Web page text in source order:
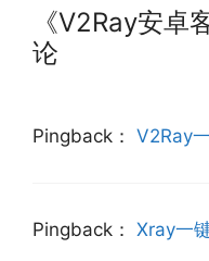
《V2Ray安卓
论
Pingback： V2Ray
Pingback： Xray一